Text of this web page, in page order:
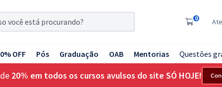
0
OFF Pós Graduação OAB Mentorias Questões
20% em todos os cursos avulsos do site SÓ HOJE!